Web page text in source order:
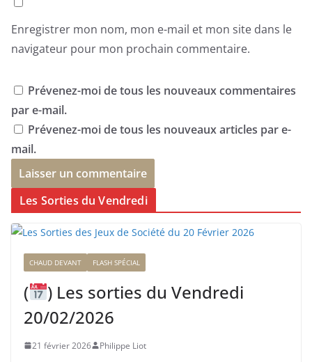
Enregistrer mon nom, mon e-mail et mon site dans le
navigateur pour mon prochain commentaire.
Prévenez-moi de tous les nouveaux commentaires
par e-mail.
Prévenez-moi de tous les nouveaux articles par e-
mail.
Les Sorties du Vendredi
CHAUD DEVANT FLASH SPÉCIAL
(
) Les sorties du Vendredi
20/02/2026
21 février 2026 Philippe Liot